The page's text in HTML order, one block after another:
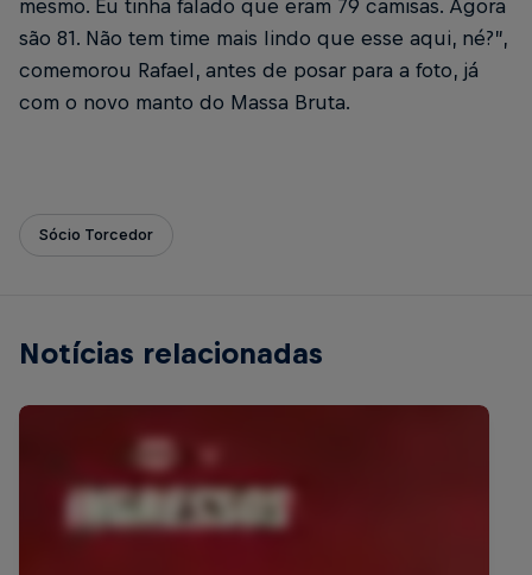
mesmo. Eu tinha falado que eram 79 camisas. Agora
são 81. Não tem time mais lindo que esse aqui, né?”,
comemorou Rafael, antes de posar para a foto, já
com o novo manto do Massa Bruta.
Sócio Torcedor
Notícias relacionadas